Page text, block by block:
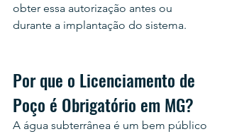
obter essa autorização antes ou
durante a implantação do sistema.
Por que o Licenciamento de
Poço é Obrigatório em MG?
A água subterrânea é um bem público